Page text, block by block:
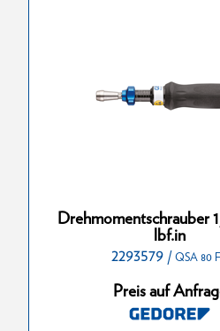
Drehmomentschrauber
lbf.in
2293579 / QSA 80
Preis auf
1-6 Nm
Preis